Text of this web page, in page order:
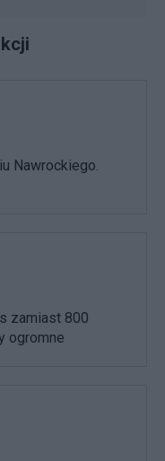
Nawrockiego.
zamiast 800
ogromne